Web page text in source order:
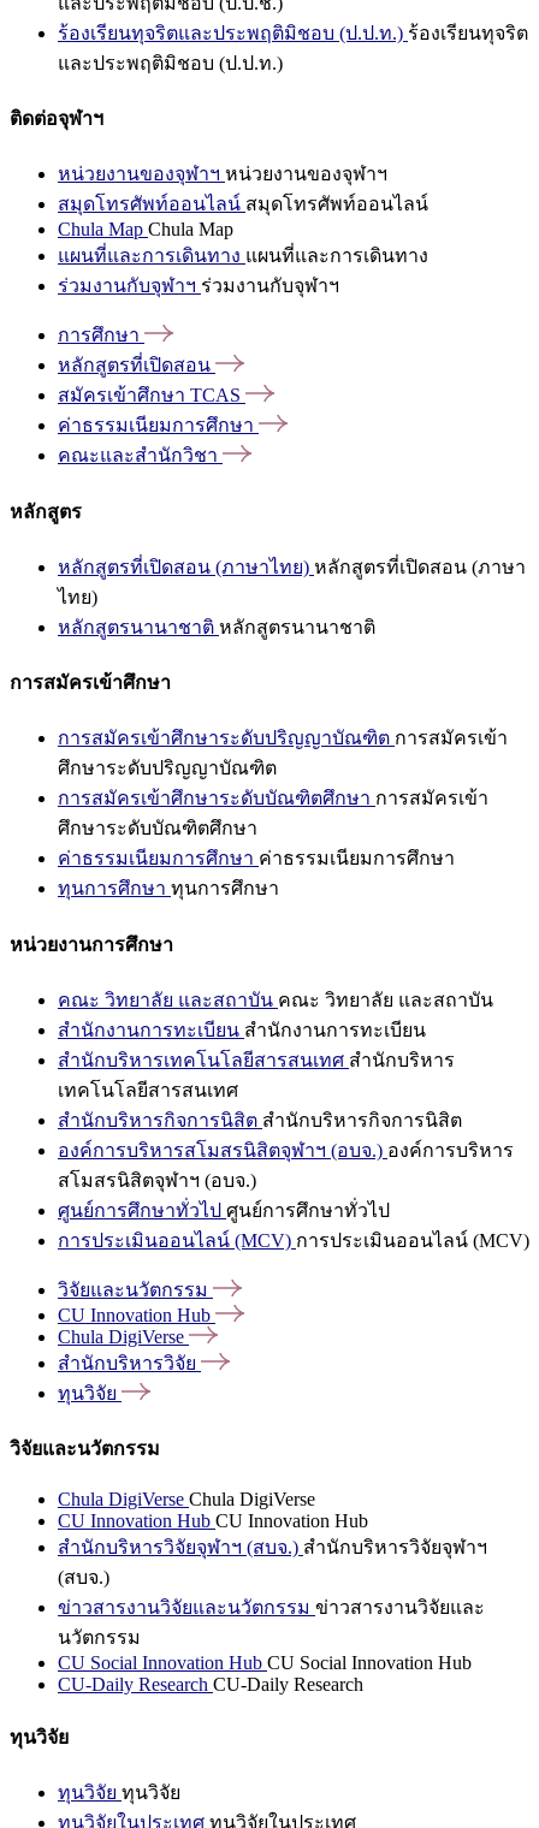
ร้องเรียนทุจริตและประพฤติมิชอบ (ป.ป.ท.) ร้องเรียนทุจริต
และประพฤติมิชอบ (ป.ป.ท.)
ติดต่อจุฬาฯ
หน่วยงานของจุฬาฯ หน่วยงานของจุฬาฯ
สมุดโทรศัพท์ออนไลน์ สมุดโทรศัพท์ออนไลน์
Chula Map Chula Map
แผนที่และการเดินทาง แผนที่และการเดินทาง
ร่วมงานกับจุฬาฯ ร่วมงานกับจุฬาฯ
การศึกษา
หลักสูตรที่เปิดสอน
สมัครเข้าศึกษา TCAS
ค่าธรรมเนียมการศึกษา
คณะและสำนักวิชา
หลักสูตร
หลักสูตรที่เปิดสอน (ภาษาไทย) หลักสูตรที่เปิดสอน (ภาษา
ไทย)
หลักสูตรนานาชาติ หลักสูตรนานาชาติ
การสมัครเข้าศึกษา
การสมัครเข้าศึกษาระดับปริญญาบัณฑิต การสมัครเข้า
ศึกษาระดับปริญญาบัณฑิต
การสมัครเข้าศึกษาระดับบัณฑิตศึกษา การสมัครเข้า
ศึกษาระดับบัณฑิตศึกษา
ค่าธรรมเนียมการศึกษา ค่าธรรมเนียมการศึกษา
ทุนการศึกษา ทุนการศึกษา
หน่วยงานการศึกษา
คณะ วิทยาลัย และสถาบัน คณะ วิทยาลัย และสถาบัน
สำนักงานการทะเบียน สำนักงานการทะเบียน
สำนักบริหารเทคโนโลยีสารสนเทศ สำนักบริหาร
เทคโนโลยีสารสนเทศ
สำนักบริหารกิจการนิสิต สำนักบริหารกิจการนิสิต
องค์การบริหารสโมสรนิสิตจุฬาฯ (อบจ.) องค์การบริหาร
สโมสรนิสิตจุฬาฯ (อบจ.)
ศูนย์การศึกษาทั่วไป ศูนย์การศึกษาทั่วไป
การประเมินออนไลน์ (MCV) การประเมินออนไลน์ (MCV)
วิจัยและนวัตกรรม
CU Innovation Hub
Chula DigiVerse
สำนักบริหารวิจัย
ทุนวิจัย
วิจัยและนวัตกรรม
Chula DigiVerse Chula DigiVerse
CU Innovation Hub CU Innovation Hub
สำนักบริหารวิจัยจุฬาฯ (สบจ.) สำนักบริหารวิจัยจุฬาฯ
(สบจ.)
ข่าวสารงานวิจัยและนวัตกรรม ข่าวสารงานวิจัยและ
นวัตกรรม
CU Social Innovation Hub CU Social Innovation Hub
CU-Daily Research CU-Daily Research
ทุนวิจัย
ทุนวิจัย ทุนวิจัย
ทุนวิจัยในประเทศ ทุนวิจัยในประเทศ